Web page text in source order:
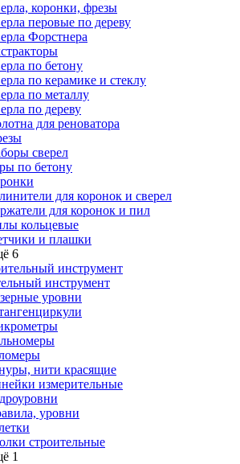
коронки, фрезы
перовые по дереву
Форстнера
по бетону
по керамике и стеклу
по металлу
по дереву
для реноватора
сверел
по бетону
для коронок и сверел
для коронок и пил
кольцевые
и плашки
6
инструмент
уровни
нити красящие
измерительные
уровни
строительные
1